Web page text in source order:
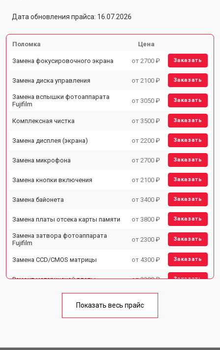
Дата обновления прайса: 16.07.2026
Поломка Цена
Замена фокусировочного экрана от 2700 ₽ Заказать
Замена диска управления от 2100 ₽ Заказать
Замена вспышки фотоаппарата
Fujifilm
от 3050 ₽ Заказать
Комплексная чистка от 3500 ₽ Заказать
Замена дисплея (экрана) от 2200 ₽ Заказать
Замена микрофона от 2700 ₽ Заказать
Замена кнопки включения от 2100 ₽ Заказать
Замена байонета от 3400 ₽ Заказать
Замена платы отсека карты памяти от 3800 ₽ Заказать
Замена затвора фотоаппарата
Fujifilm
от 2300 ₽ Заказать
Замена CCD/CMOS матрицы от 4300 ₽ Заказать
Ремонт материнской платы от 3300 ₽ Заказать
Чистка матрицы фотоаппарата
Показать весь прайс